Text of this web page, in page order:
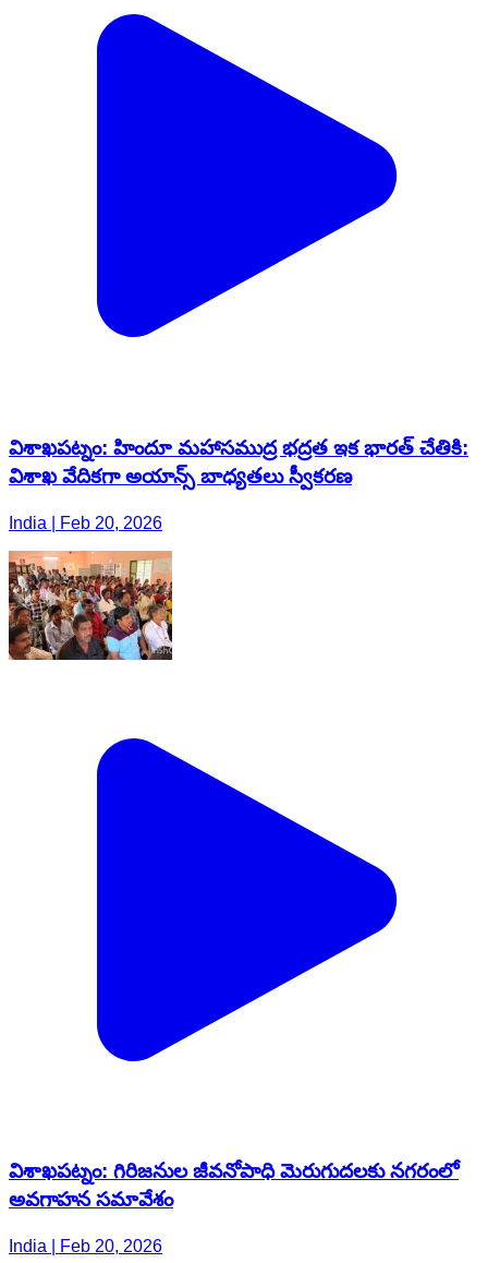
విశాఖపట్నం: హిందూ మహాసముద్ర భద్రత ఇక భారత్ చేతికి:
విశాఖ వేదికగా అయాన్స్ బాధ్యతలు స్వీకరణ
India | Feb 20, 2026
విశాఖపట్నం: గిరిజనుల జీవనోపాధి మెరుగుదలకు నగరంలో
అవగాహన సమావేశం
India | Feb 20, 2026